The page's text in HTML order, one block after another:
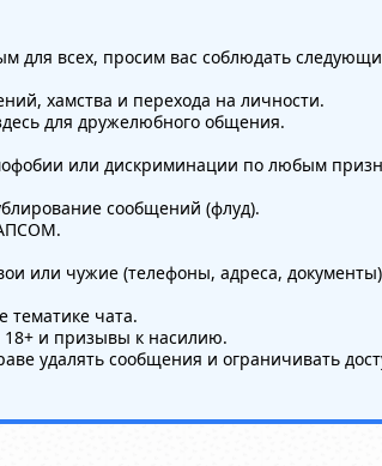
для всех, просим вас соблюдать
хамства и перехода на личности.
для дружелюбного общения.
или дискриминации по любым
сообщений (флуд).
или чужие (телефоны, адреса,
тематике чата.
и призывы к насилию.
удалять сообщения и ограничивать